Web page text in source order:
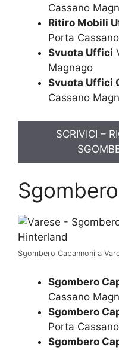
Cassano
Ritiro Mobili
Porta
Svuota Uffici
Magnago
Svuota Uffici
Cassano
SCRIVICI –
Sgombero Capannoni a
Sgombero
Cassano
Sgombero
Porta
Sgombero